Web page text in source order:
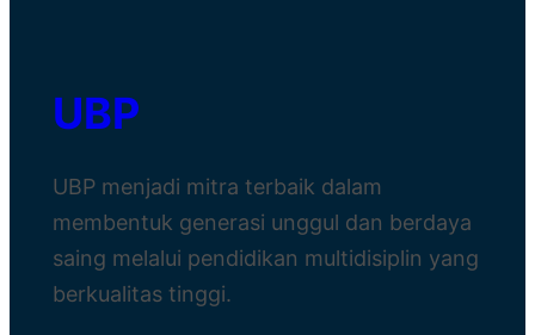
UBP
UBP menjadi mitra terbaik dalam
membentuk generasi unggul dan berdaya
saing melalui pendidikan multidisiplin yang
berkualitas tinggi.